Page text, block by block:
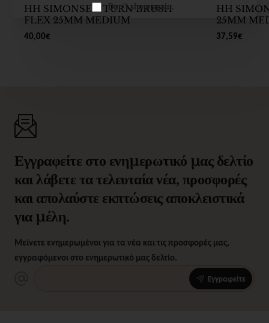
Don't show again.
HH SIMONSEN TURN BRUSH
FLEX 25MM MEDIUM
40,00€
HH
25MM
37,59€
Εγγραφείτε στο ενημερωτικό μας δελτίο
και λάβετε τα τελευταία νέα, προσφορές
και απολαύστε εκπτώσεις αποκλειστικά
για μέλη.
Μείνετε ενημερωμένοι για τα νέα και τις προσφορές μας,
εγγραφόμενοι στο ενημερωτικό μας δελτίο.
Εγγραφείτε